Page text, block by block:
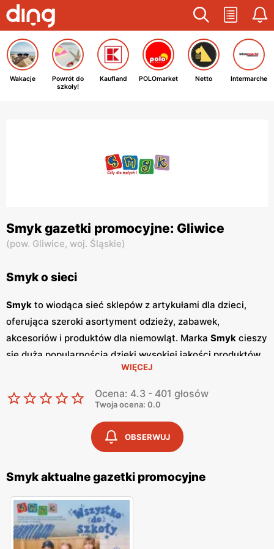
Wakacje
Powrót do
szkoły!
Kaufland POLOmarket Netto Intermarche
Smyk gazetki promocyjne: Gliwice
(pow. Gliwice, woj. Śląskie)
Smyk o sieci
Smyk to wiodąca sieć sklepów z artykułami dla dzieci,
oferująca szeroki asortyment odzieży, zabawek,
akcesoriów i produktów dla niemowląt. Marka Smyk cieszy
się dużą popularnością dzięki wysokiej jakości produktów
promocjom, które przyciągają rodziców
poszukujących najlepszych produktów dla swoich dzieci w
przystępnych
niskich cenach. Regularne
są wydawane co miesiąc i zawierają
informacje o najnowszych kolekcjach oraz specjalnych
gazetkom, klienci mogą śledzić aktualne
promocje i planować zakupy, korzystając z wyjątkowych
okazji cenowych. Oferta
Smyk
obejmuje szeroki wybór
produktów, od odzieży i obuwia, przez zabawki
edukacyjne, aż po akcesoria do pielęgnacji niemowląt.
Smykstawia na różnorodność asortymentu, oferując
WIĘCEJ
Ocena: 4.3 - 401 głosów
Twoja ocena: 0.0
OBSERWUJ
Smyk aktualne gazetki promocyjne